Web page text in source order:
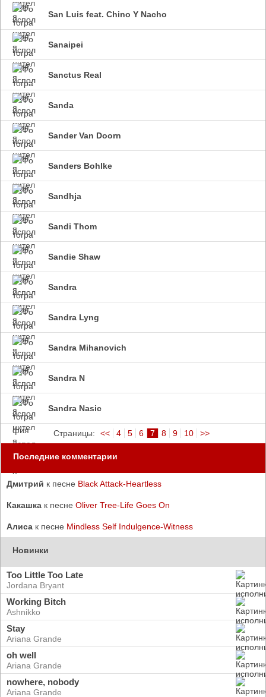
San Luis feat. Chino Y Nacho
Sanaipei
Sanctus Real
Sanda
Sander Van Doorn
Sanders Bohlke
Sandhja
Sandi Thom
Sandie Shaw
Sandra
Sandra Lyng
Sandra Mihanovich
Sandra N
Sandra Nasic
Страницы: << 4 5 6 7 8 9 10 >>
Последние комментарии
Дмитрий к песне Black Attack-Heartless
Какашка к песне Oliver Tree-Life Goes On
Алиса к песне Mindless Self Indulgence-Witness
Новинки
Too Little Too Late
Jordana Bryant
Working Bitch
Ashnikko
Stay
Ariana Grande
oh well
Ariana Grande
nowhere, nobody
Ariana Grande